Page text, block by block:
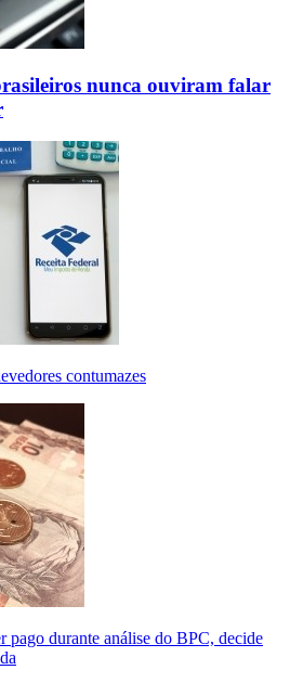
nunca ouviram falar
contumazes
pago durante análise do BPC, decide